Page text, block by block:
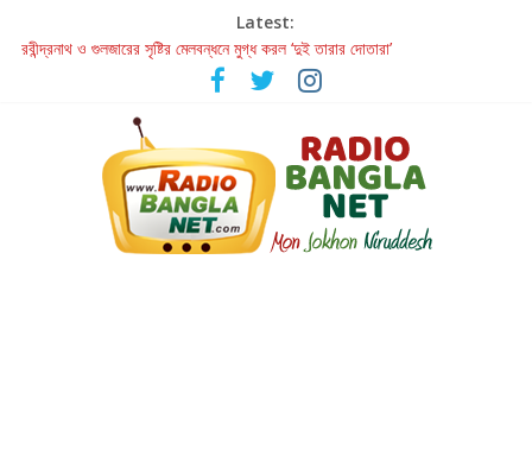
Latest:
রবীন্দ্রনাথ ও গুলজারের সৃষ্টির মেলবন্ধনে মুগ্ধ করল ‘দুই তারার দোতারা’
কলের গান থেকে রীলস্ — বাঙালির গান শোনার বিবর্তনের গল্প
জগন্নাথমঙ্গলম্ — বাংলায় প্রথমবার মঞ্চে এবার রথযাত্রার উদযাপন
Retribution: A Thought-Provoking Short Film That Challenges
Our Understanding of Justice
হাওয়া বদলের টলিউডে ‘তুমি এলে তাই’